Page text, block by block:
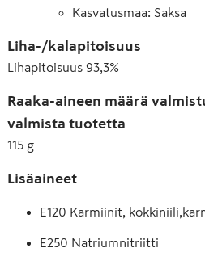
Kasvatusmaa: Saksa
Liha-/kalapitoisuus
Lihapitoisuus 93,3%
Raaka-aineen määrä
valmista tuotetta
115 g
Lisäaineet
E120 Karmiinit,
E250 Natriumnitriitti